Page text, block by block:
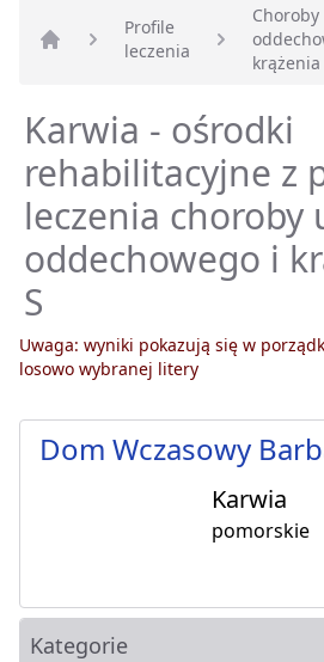
Strona główna
Profile
leczenia
Choroby
krążenia
Karwia - ośrodki
rehabilitacyjne z
leczenia choroby
oddechowego i
S
Uwaga: wyniki pokazują się w
losowo wybranej litery
Dom Wczasowy
Karwia
pomorskie
Kategorie